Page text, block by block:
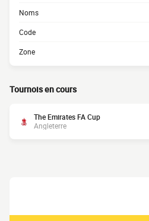
Noms
Code
Zone
Tournois en cours
The Emirates FA Cup
Angleterre